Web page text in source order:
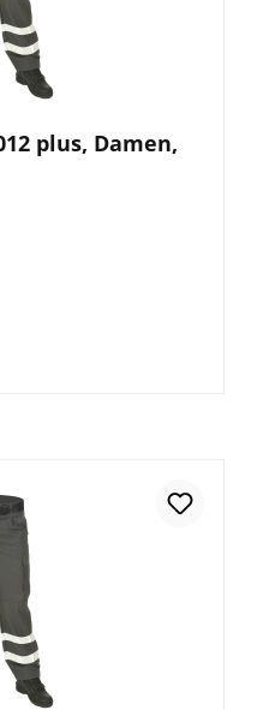
plus, Damen,